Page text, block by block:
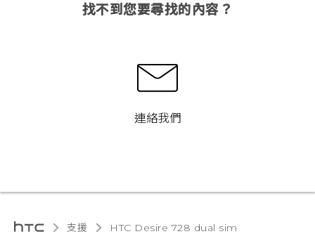
找不到您要尋找的內容？
連絡我們
支援 HTC Desire 728 dual sim‎